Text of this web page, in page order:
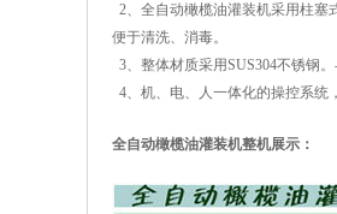
2、全自动橄榄油灌装机采用柱塞
便于清洗、消毒。
3、整体材质采用SUS304不锈钢
4、机、电、人一体化的操控系统
全自动橄榄油灌装机整机展示：